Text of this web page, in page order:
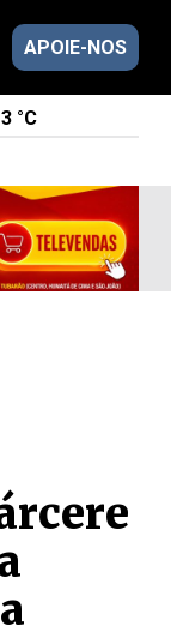
APOIE-NOS
°C